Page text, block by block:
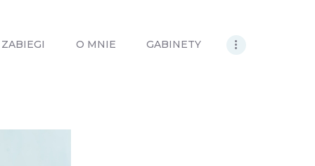
ZABIEGI O MNIE GABINETY